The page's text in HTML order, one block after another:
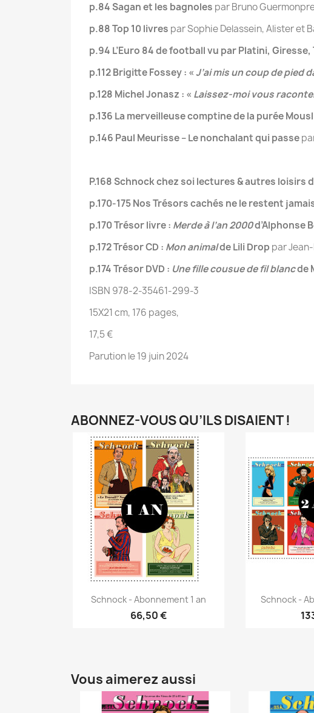
p.84 Sagan et les bagnoles par Bruno
p.88 Top 10 livres par Sophie Delassein, Alister et
p.94 L’Euro 84 de football vu par Platini,
p.112 Brigitte Fossey : «J’ai mis un coup de pied
p.128 Michel Jonasz : « Laissez-moi vous
p.136 La merveilleuse comptine de la purée
p.146 Paul Meurisse – Le nonchalant qui passe
P.168 Schnock chez soi lectures & autres loisirs
p.170-175 Nos Trésors cachés ne le restent
p.170 Trésor livre : Merde à l’an 2000d’Alphonse
p.172 Trésor CD : Mon animalde Lili Drop par
p.174 Trésor DVD : Une fille cousue de fil blancde
ISBN 978-2-35461-299-3
15X21 cm, 176 pages,
17,5 €
Parution le 19 juin 2024
ABONNEZ-VOUS QU’ILS DISAIENT !
Schnock - Abonnement 1 an
66,50 €
Schnock -
Vous aimerez aussi